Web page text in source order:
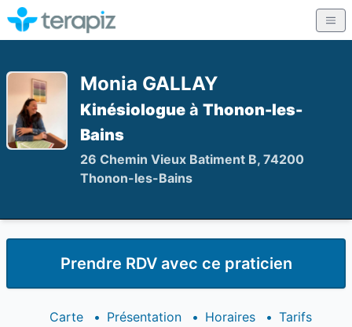
Monia GALLAY
Kinésiologue àThonon-les-
Bains
26 Chemin Vieux Batiment B, 74200
Thonon-les-Bains
Prendre RDV avec ce praticien
Carte • Présentation • Horaires • Tarifs